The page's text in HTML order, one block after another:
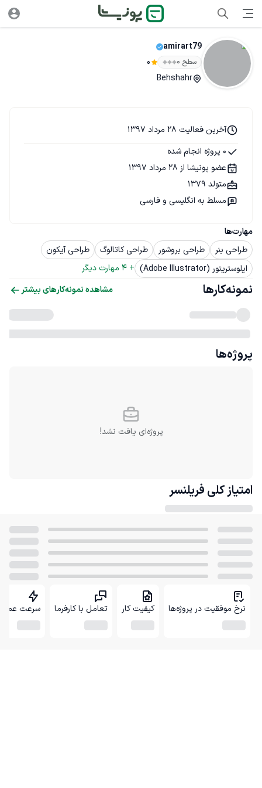
amirart79
سطح ۰ 0
Behshahr
مهارت‌ها
طراحی بنر
طراحی بروشور طراحی کاتالوگ
طراحی آیکون
ایلوستریتور (Adobe Illustrator)
+
4 مهارت دیگر
آخرین فعالیت 28 مرداد 1397
0 پروژه انجام شده
عضو پونیشا از 28 مرداد 1397
متولد 1379
مسلط به انگلیسی و فارسی
نمونه‌کارها مشاهده نمونه‌کارهای بیشتر
پروژه‌ها
پروژه‌ای یافت نشد!
امتیاز کلی فریلنسر
نرخ موفقیت در پروژه‌ها کیفیت کار تعامل با کارفرما سرعت عمل